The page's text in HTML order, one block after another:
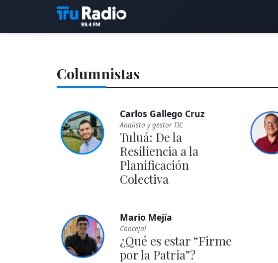
Columnistas
Carlos Gallego Cruz
Analista y gestor TIC
Tuluá: De la
Resiliencia a la
Planificación
Colectiva
Mario Mejía
Concejal
¿Qué es estar “Firme
por la Patria”?